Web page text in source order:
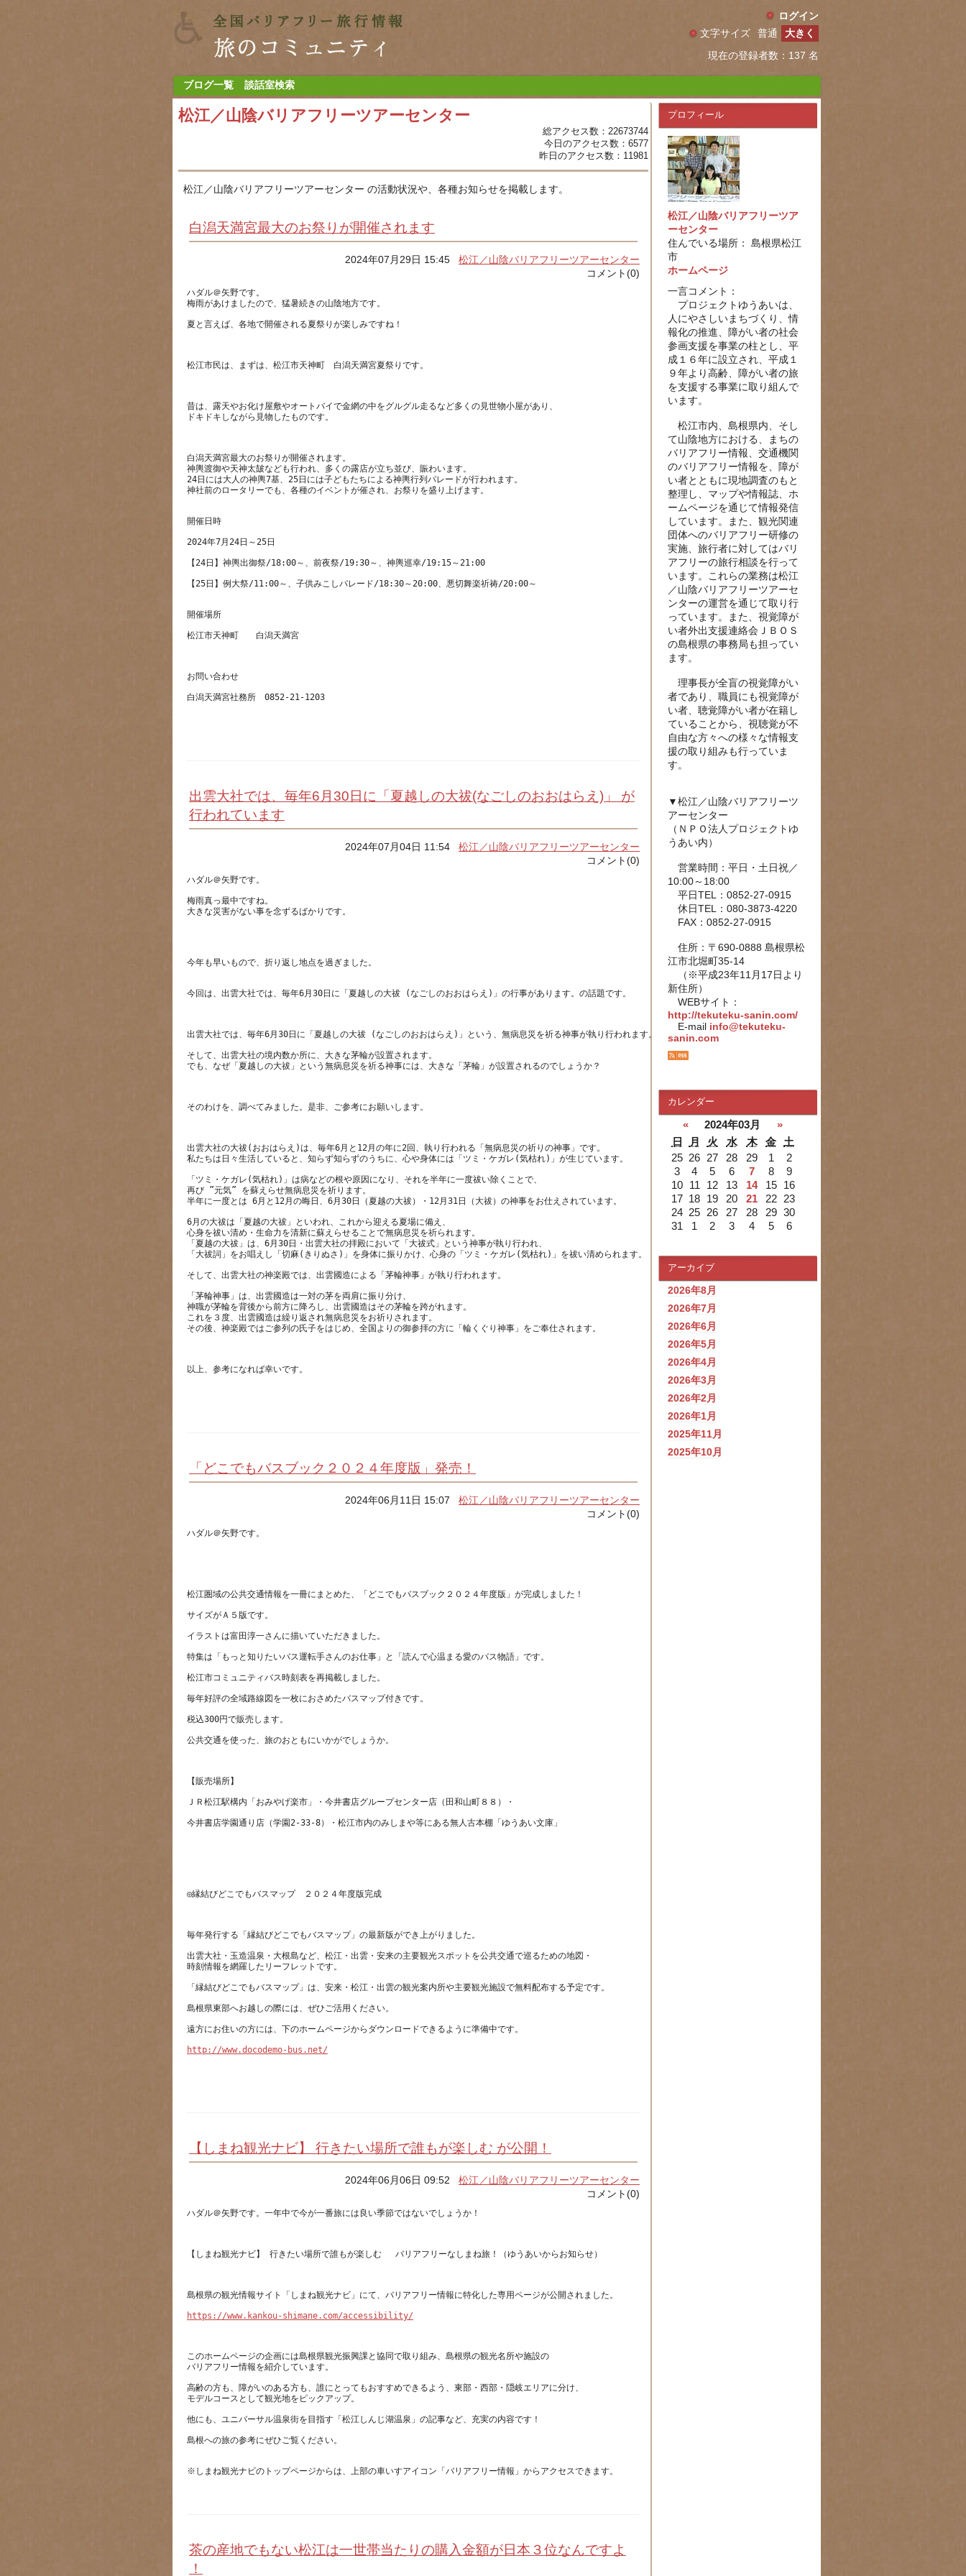
ログイン
現在の登録者数：137 名
文字サイズ 普通 大きく
ブログ一覧 談話室検索
松江／山陰バリアフリーツアーセンター
総アクセス数：22673744
今日のアクセス数：6577
昨日のアクセス数：11981
松江／山陰バリアフリーツアーセンター の活動状況や、各種お知らせを掲載します。
白潟天満宮最大のお祭りが開催されます
2024年07月29日 15:45松江／山陰バリアフリーツアーセンター
コメント(0)
ハダル＠矢野です。
昔は、露天やお化け屋敷やオートバイで金網の中をグルグル走るなど多くの見世物小屋があり、
白潟天満宮最大のお祭りが開催されます。
神輿渡御や天神太皷なども行われ、多くの露店が立ち並び、賑わいます。
24日には大人の神輿7基、25日には子どもたちによる神輿行列パレードが行われます。
【25日】例大祭/11:00～、子供みこしパレード/18:30～20:00、悪切舞楽祈祷/20:00～
出雲大社では、毎年6月30日に「夏越しの大祓(なごしのおおはらえ)」 が
行われています
2024年07月04日 11:54松江／山陰バリアフリーツアーセンター
コメント(0)
梅雨真っ最中ですね。
そして、出雲大社の境内数か所に、大きな茅輪が設置されます。
出雲大社の大祓(おおはらえ)は、毎年6月と12月の年に2回、執り行われる「無病息災の祈りの神事」です。
「ツミ・ケガレ(気枯れ)」は病などの根や原因になり、それを半年に一度祓い除くことで、
再び ”元気” を蘇えらせ無病息災を祈ります。
6月の大祓は「夏越の大祓」といわれ、これから迎える夏場に備え、
心身を祓い清め・生命力を清新に蘇えらせることで無病息災を祈られます。
「夏越の大祓」は、6月30日・出雲大社の拝殿において「大祓式」という神事が執り行われ、
「茅輪神事」は、出雲國造は一対の茅を両肩に振り分け、
神職が茅輪を背後から前方に降ろし、出雲國造はその茅輪を跨がれます。
これを３度、出雲國造は繰り返され無病息災をお祈りされます。
「どこでもバスブック２０２４年度版」発売！
2024年06月11日 15:07松江／山陰バリアフリーツアーセンター
コメント(0)
出雲大社・玉造温泉・大根島など、松江・出雲・安来の主要観光スポットを公共交通で巡るための地図・
http://www.docodemo-bus.net/
【しまね観光ナビ】 行きたい場所で誰もが楽しむ が公開！
2024年06月06日 09:52松江／山陰バリアフリーツアーセンター
コメント(0)
https://www.kankou-shimane.com/accessibility/
このホームページの企画には島根県観光振興課と協同で取り組み、島根県の観光名所や施設の
高齢の方も、障がいのある方も、誰にとってもおすすめできるよう、東部・西部・隠岐エリアに分け、
茶の産地でもない松江は一世帯当たりの購入金額が日本３位なんですよ
！
プロフィール
松江／山陰バリアフリーツア
ーセンター
住んでいる場所： 島根県松江
市
ホームページ
一言コメント：
プロジェクトゆうあいは、
人にやさしいまちづくり、情
報化の推進、障がい者の社会
参画支援を事業の柱とし、平
成１６年に設立され、平成１
９年より高齢、障がい者の旅
を支援する事業に取り組んで
います。
松江市内、島根県内、そし
て山陰地方における、まちの
バリアフリー情報、交通機関
のバリアフリー情報を、障が
い者とともに現地調査のもと
整理し、マップや情報誌、ホ
ームページを通じて情報発信
しています。また、観光関連
団体へのバリアフリー研修の
実施、旅行者に対してはバリ
アフリーの旅行相談を行って
います。これらの業務は松江
／山陰バリアフリーツアーセ
ンターの運営を通じて取り行
っています。また、視覚障が
い者外出支援連絡会ＪＢＯＳ
の島根県の事務局も担ってい
ます。
理事長が全盲の視覚障がい
者であり、職員にも視覚障が
い者、聴覚障がい者が在籍し
ていることから、視聴覚が不
自由な方々への様々な情報支
援の取り組みも行っていま
す。
▼松江／山陰バリアフリーツ
アーセンター
（ＮＰＯ法人プロジェクトゆ
うあい内）
営業時間：平日・土日祝／
10:00～18:00
平日TEL：0852-27-0915
休日TEL：080-3873-4220
FAX：0852-27-0915
住所：〒690-0888 島根県松
江市北堀町35-14
（※平成23年11月17日より
新住所）
WEBサイト：
http://tekuteku-sanin.com/
E-mail info@tekuteku-
sanin.com
カレンダー
« 2024年03月
»
日
月 火 水 木 金
土
25 26 27 28 29 1
2
3
4 5 6 7 8
9
10 11 12 13 14 15
16
17 18 19 20 21 22
23
24 25 26 27 28 29 30
31
1 2 3 4 5 6
アーカイブ
2026年8月
2026年7月
2026年6月
2026年5月
2026年4月
2026年3月
2026年2月
2026年1月
2025年11月
2025年10月